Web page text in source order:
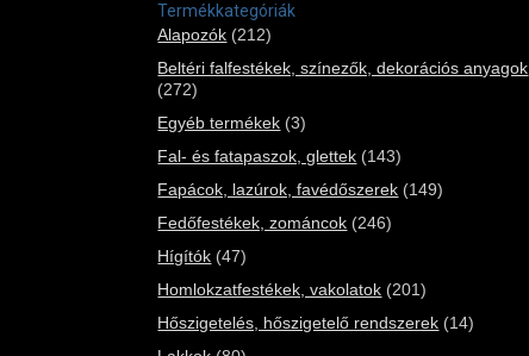
Termékkategóriák
Alapozók (212)
Beltéri falfestékek, színezők, dekorációs anyagok
(272)
Egyéb termékek (3)
Fal- és fatapaszok, glettek (143)
Fapácok, lazúrok, favédőszerek (149)
Fedőfestékek, zománcok (246)
Hígítók (47)
Homlokzatfestékek, vakolatok (201)
Hőszigetelés, hőszigetelő rendszerek (14)